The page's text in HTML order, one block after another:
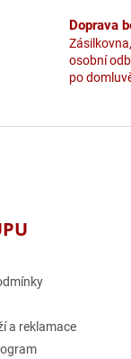
Doprava
osobní
po
a reklamace